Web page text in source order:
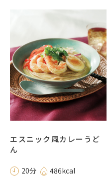
エスニック風カレーうど
ん
20分 486kcal